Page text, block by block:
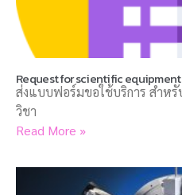
Request for scientific
ส่งแบบฟอร์มขอใช้บริการ สำห
วิชา
Read More »